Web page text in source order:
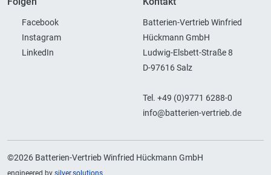
Facebook
Instagram
LinkedIn
Batterien-Vertrieb Winfried
Hückmann GmbH
Ludwig-Elsbett-Straße 8
D-97616 Salz
Tel. +49 (0)9771 6288-0
info@batterien-vertrieb.de
©2026 Batterien-Vertrieb Winfried Hückmann GmbH
engineered by silver.solutions